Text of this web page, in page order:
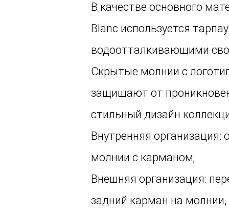
В качестве основного
Blanc используется
водоотталкивающими
Скрытые молнии с
защищают от
стильный дизайн
Внутренняя организация:
молнии с карманом;
Внешняя организация:
задний карман на